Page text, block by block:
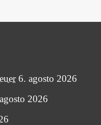
6. agosto 2026
2026